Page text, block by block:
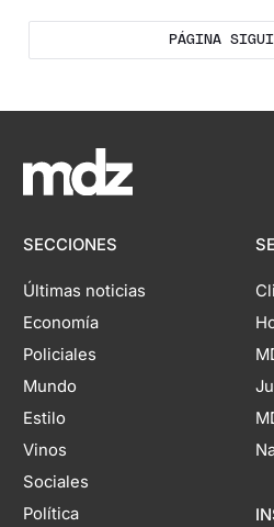
PÁGINA
SECCIONES
Últimas noticias
Economía
Policiales
Mundo
Estilo
Vinos
Sociales
Política